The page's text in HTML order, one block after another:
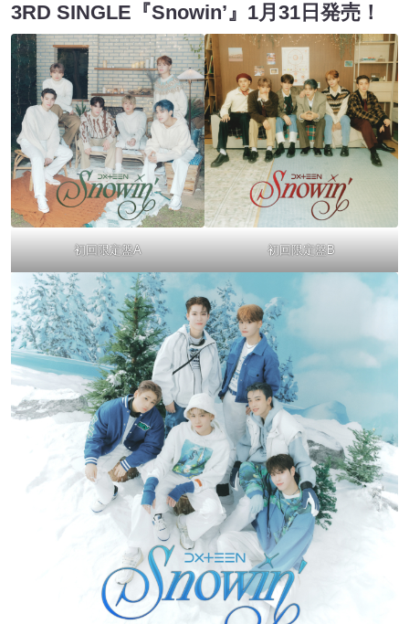
3RD SINGLE『Snowin’』1月31日発売！
初回限定盤A 初回限定盤B